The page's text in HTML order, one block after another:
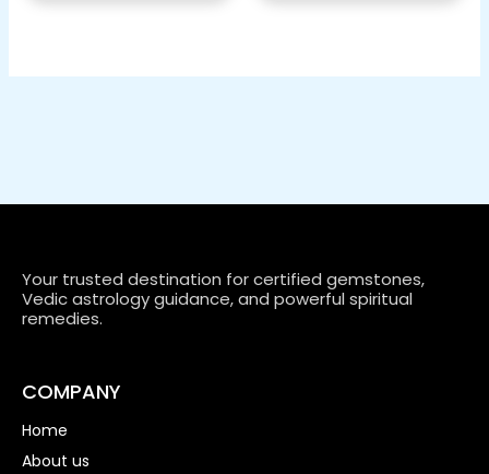
Your trusted destination for certified gemstones,
Vedic astrology guidance, and powerful spiritual
remedies.
COMPANY
Home
About us